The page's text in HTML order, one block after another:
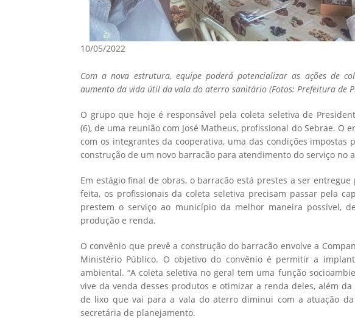
10/05/2022
Com a nova estrutura, equipe poderá potencializar as ações de
aumento da vida útil da vala do aterro sanitário (Fotos: Prefeitura de
O grupo que hoje é responsável pela coleta seletiva de
(6), de uma reunião com José Matheus, profissional do Sebrae. O
com os integrantes da cooperativa, uma das condições impostas
construção de um novo barracão para atendimento do serviço no
Em estágio final de obras, o barracão está prestes a ser
feita, os profissionais da coleta seletiva precisam passar pela
prestem o serviço ao município da melhor maneira possível,
produção e renda.
O convênio que prevê a construção do barracão envolve a
Ministério Público. O objetivo do convênio é permitir a
ambiental. “A coleta seletiva no geral tem uma função
vive da venda desses produtos e otimizar a renda deles, além
de lixo que vai para a vala do aterro diminui com a atuação da
secretária de planejamento.